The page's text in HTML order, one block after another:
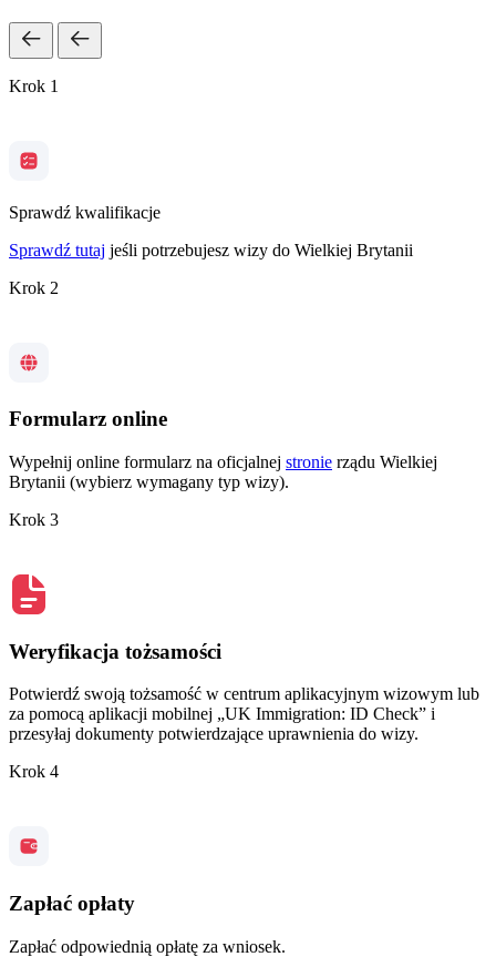
Krok 1
Sprawdź kwalifikacje
Sprawdź tutaj jeśli potrzebujesz wizy do Wielkiej Brytanii
Krok 2
Formularz online
Wypełnij online formularz na oficjalnej stronie rządu Wielkiej
Brytanii (wybierz wymagany typ wizy).
Krok 3
Weryfikacja tożsamości
Potwierdź swoją tożsamość w centrum aplikacyjnym wizowym lub
za pomocą aplikacji mobilnej „UK Immigration: ID Check” i
przesyłaj dokumenty potwierdzające uprawnienia do wizy.
Krok 4
Zapłać opłaty
Zapłać odpowiednią opłatę za wniosek.